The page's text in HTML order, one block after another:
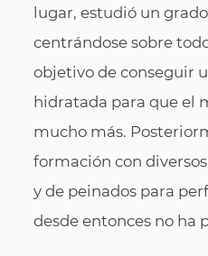
lugar, estudió un
centrándose sobre
objetivo de conseguir
hidratada para que el
mucho más.
formación con
y de peinados para
desde entonces no ha